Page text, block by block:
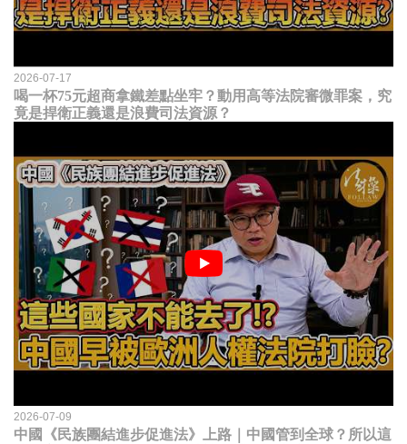
2026-07-17
喝一杯75元超商拿鐵差點坐牢？動用高等法院審微罪案，究
竟是捍衛正義還是浪費司法資源？
2026-07-09
中國《民族團結進步促進法》上路｜中國管到全球？所以這